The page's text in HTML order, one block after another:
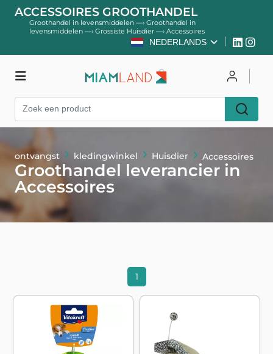
ACCESSOIRES GROOTHANDEL
Groothandel in levensmiddelen —› Groothandel in
levensmiddelen —› Grossiste Huisdier —›Accessoires
NEDERLANDS
ontvangst kledingwinkel Huisdier Accessoires
Groothandel leverancier in
Accessoires
1
kledingwinkel
Register